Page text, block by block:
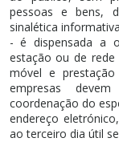
pessoas e bens,
sinalética
- é dispensada a
estação ou de
móvel e
empresas
coordenação do
endereço
ao terceiro dia útil